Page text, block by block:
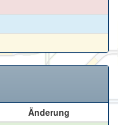
Änderung